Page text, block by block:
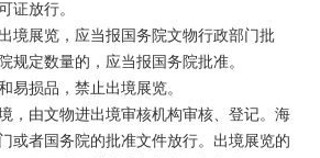
证放行。
展览，应当报国务院文物行政部门批
规定数量的，应当报国务院批准。
损品，禁止出境展览。
由文物进出境审核机构审核、登记。海
或者国务院的批准文件放行。出境展览的